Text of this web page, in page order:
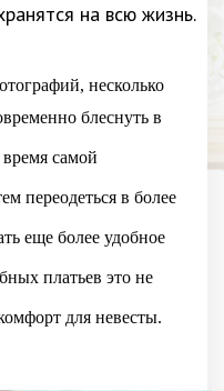
на всю жизнь.
несколько
блеснуть в
самой
переодеться в более
еще более удобное
платьев это не
для невесты.